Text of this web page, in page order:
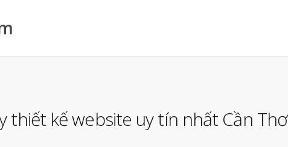
thiết kế website uy tín nhất Cần Thơ